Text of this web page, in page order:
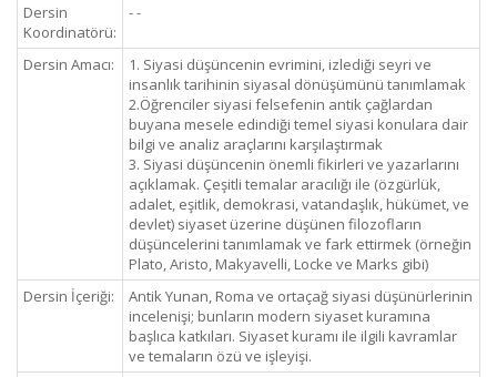
Dersin
Koordinatörü:
- -
Dersin Amacı:
1. Siyasi düşüncenin evrimini, izlediği seyri ve
insanlık tarihinin siyasal dönüşümünü tanımlamak
2.Öğrenciler siyasi felsefenin antik çağlardan
buyana mesele edindiği temel siyasi konulara dair
bilgi ve analiz araçlarını karşılaştırmak
3. Siyasi düşüncenin önemli fikirleri ve yazarlarını
açıklamak. Çeşitli temalar aracılığı ile (özgürlük,
adalet, eşitlik, demokrasi, vatandaşlık, hükümet, ve
devlet) siyaset üzerine düşünen filozofların
düşüncelerini tanımlamak ve fark ettirmek (örneğin
Plato, Aristo, Makyavelli, Locke ve Marks gibi)
Dersin İçeriği:
Antik Yunan, Roma ve ortaçağ siyasi düşünürlerinin
incelenişi; bunların modern siyaset kuramına
başlıca katkıları. Siyaset kuramı ile ilgili kavramlar
ve temaların özü ve işleyişi.